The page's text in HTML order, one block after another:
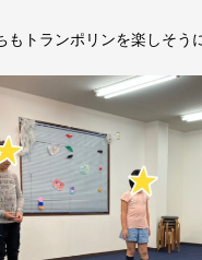
もトランポリンを楽しそう